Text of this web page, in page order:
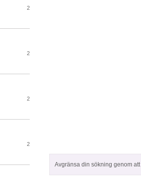
Avgränsa din sökning genom
2
2
2
2